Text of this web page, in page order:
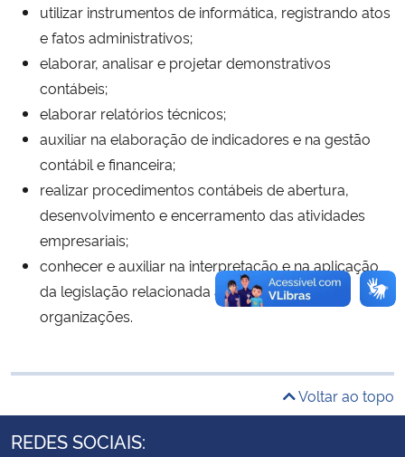
Ministério da Ciência, Tecnologia, Inovações e Comunicações
Ministério do Meio Ambiente
Ministério do Turismo
Ministério do Desenvolvimento Regional
Controladoria-Geral da União
Ministério da Mulher, da Família e dos Direitos Humanos
Secretaria-Geral
Advocacia-Geral da União
utilizar instrumentos de informática, registrando atos
e fatos administrativos;
elaborar, analisar e projetar demonstrativos
contábeis;
elaborar relatórios técnicos;
auxiliar na elaboração de indicadores e na gestão
contábil e financeira;
realizar procedimentos contábeis de abertura,
desenvolvimento e encerramento das atividades
empresariais;
conhecer e auxiliar na interpretação e na aplicação
da legislação relacionada ao contexto das
organizações.
Voltar ao topo
REDES SOCIAIS: